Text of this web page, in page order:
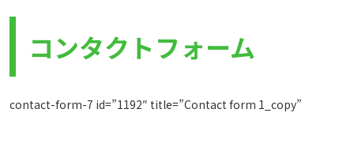
コンタクトフォーム
contact-form-7 id=”1192″ title=”Contact form 1_copy”